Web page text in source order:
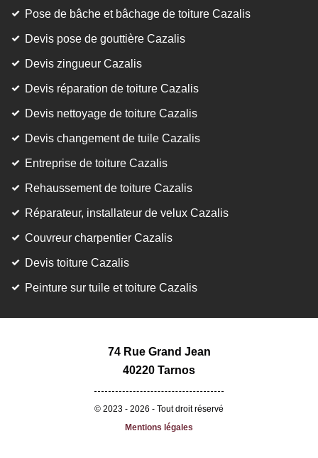
Pose de bâche et bâchage de toiture Cazalis
Devis pose de gouttière Cazalis
Devis zingueur Cazalis
Devis réparation de toiture Cazalis
Devis nettoyage de toiture Cazalis
Devis changement de tuile Cazalis
Entreprise de toiture Cazalis
Rehaussement de toiture Cazalis
Réparateur, installateur de velux Cazalis
Couvreur charpentier Cazalis
Devis toiture Cazalis
Peinture sur tuile et toiture Cazalis
74 Rue Grand Jean
40220 Tarnos
© 2023 - 2026 - Tout droit réservé
Mentions légales